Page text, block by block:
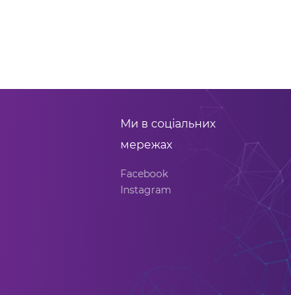
Ми в соціальних
мережах
Facebook
Instagram